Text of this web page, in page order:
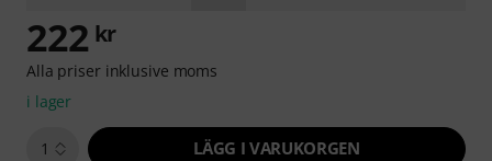
222 kr
Alla priser inklusive moms
i lager
1 LÄGG I VARUKORGEN